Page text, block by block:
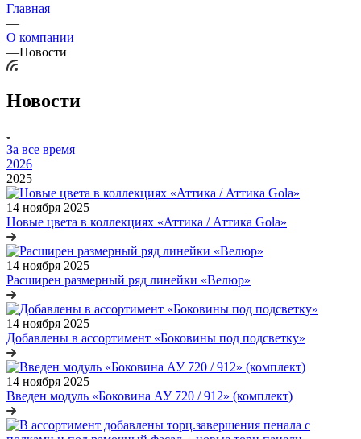
Главная
—
О компании
—Новости
Новости
За все время
2026
2025
14 ноября 2025
Новые цвета в коллекциях «Аттика / Аттика Gola»
14 ноября 2025
Расширен размерный ряд линейки «Велюр»
14 ноября 2025
Добавлены в ассортимент «Боковины под подсветку»
14 ноября 2025
Введен модуль «Боковина АУ 720 / 912» (комплект)